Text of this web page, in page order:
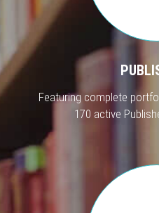
Featuring complete
170 active